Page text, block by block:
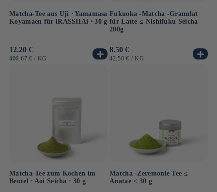
Matcha-Tee aus Uji ⋅ Yamamasa
Koyamaen für iRASSHAi ⋅ 30 g
Normaler
Preis
12.20 €
GRUNDPREIS
406.67 € / PRO
KG
Fukuoka -Matcha -Granulat
für Latte ≤ Nishifuku Seicha
200g
Normaler
Preis
8.50 €
GRUNDPREIS
42.50 € / PRO
KG
Matcha-Tee zum Kochen im
Beutel ⋅ Aoi Seicha ⋅ 30 g
Matcha -Zeremonie Tee ≤
Anatae ≤ 30 g